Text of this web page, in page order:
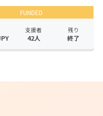
FUNDED
支援者
42人
残り
終了